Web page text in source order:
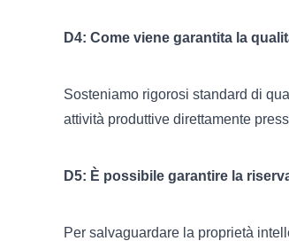
D4: Come viene garantita la
Sosteniamo rigorosi standard di
attività produttive direttamente
D5: È possibile garantire la
Per salvaguardare la proprietà